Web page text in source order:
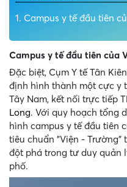
1. Campus y tế đầu tiên
Campus y tế đầu tiên của
Đặc biệt, Cụm Y tế Tân
định hình thành một cực y
Tây Nam, kết nối trực tiếp
Long. Với quy hoạch tổng
hình campus y tế đầu tiên
tiêu chuẩn "Viện - Trường"
đột phá trong tư duy quản
phố.